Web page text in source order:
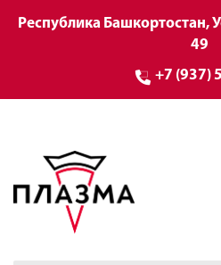
Республика Башкортостан,
49
+7 (937)